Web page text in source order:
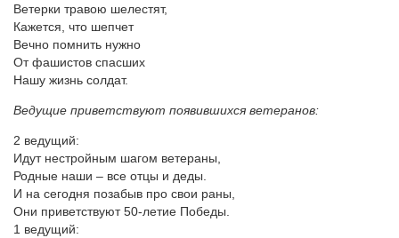
Ветерки травою шелестят,
Кажется, что шепчет
Вечно помнить нужно
От фашистов спасших
Нашу жизнь солдат.
Ведущие приветствуют появившихся ветеранов:
2 ведущий:
Идут нестройным шагом ветераны,
Родные наши – все отцы и деды.
И на сегодня позабыв про свои раны,
Они приветствуют 50-летие Победы.
1 ведущий: